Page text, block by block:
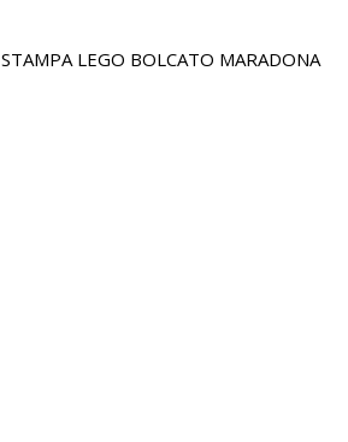
STAMPA LEGO BOLCATO MARADONA